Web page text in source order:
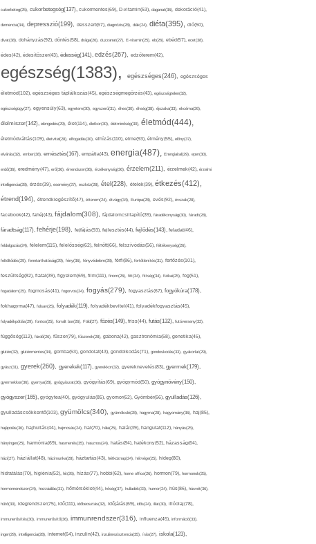
cukorbeteg(25), cukorbetegség(137), cukormentes(69), D-vitamin(53), daganat(36), dekoráció(41),
demencia(34), depresszió(199), desszert(67), diagnózis(28), diák(24), diéta(395), dió(50),
divat(38), dohányzás(92), döntés(58), drága(26), duzzanat(27), E-vitamin(25), eb(26), ebéd(57), ecet(38),
édes(42), édesítőszer(43), édesség(141), edzés(267), edzőterem(42),
egészség(1383), egészséges(246), egészséges
életmód(102), egészséges táplálkozás(45), egészségmegőrzés(43), egészségtelen(32),
egészségügy(27), egyensúly(63), egyetem(30), egyszerű(31), éhes(30), éhség(38), éjszaka(33), ekcéma(26),
élelmiszer(142), elengedés(29), élet(114), életkor(30), életminőség(30), életmód(444),
életmódváltás(109), életvitel(28), elfogadás(30), elhízás(110), elme(93), élmény(55), előny(37),
elvárás(32), ember(38), emésztés(167), empátia(43), energia(487), Energiaital(29), eper(30),
erdő(36), eredmény(47), erő(36), érrendszer(36), érzékenység(36), érzelem(211), érzelmek(42), érzelmi
intelligencia(28), érzés(39), esemény(27), eszköz(28), étel(228), ételek(39), étkezés(412),
étrend(194), étrendkiegészítő(47), étterem(24), étvágy(34), Európa(28), evés(92), évszak(28),
facebook(42), fahéj(43), fájdalom(308), fájdalomcsillapító(39), fáradékonyság(30), fáradt(28),
fáradtság(117), fehérje(198), fejfájás(93), fejlesztés(44), fejlődés(143), feladat(46),
feldolgozás(24), félelem(115), felelősség(62), felnőtt(66), felszívódás(56), féltékenység(26),
feltöltődés(29), fenntarthatóság(29), fény(36), fényvédelem(28), férfi(86), fertőtlenítés(31), fertőzés(101),
feszültség(82), fiatal(39), figyelem(69), film(111), finom(26), fitt(34), fittség(34), fizikai(25), fog(51),
fogadalom(25), fogmosás(41), fogorvos(24), fogyás(279), fogyasztás(67), fogyókúra(178),
fokhagyma(47), folsav(25), folyadék(119), folyadékbevitel(41), folyadékfogyasztás(45),
folyadékpótlás(29), fontos(25), forralt bor(26), Föld(27), főzés(149), friss(44), futás(132), futóverseny(32),
függőség(112), fürdő(26), fűszer(79), fűszerek(28), gabona(42), gasztronómia(58), genetika(45),
glutén(32), gluténmentes(34), gomba(53), gondolat(43), gondolkodás(71), gondoskodás(33), gyakorlat(29),
gyász(31), gyerek(260), gyerekek(117), gyerekkor(32), gyereknevelés(83), gyermek(179),
gyermekkor(36), gyertya(28), gyógyászat(36), gyógyítás(69), gyógymód(50), gyógynövény(150),
gyógyszer(165), gyógytea(40), gyógyulás(85), gyomor(62), Gyömbér(66), gyulladás(126),
gyulladáscsökkentő(103), gyümölcs(340), gyümölcslé(28), hagyma(28), hagyomány(36), haj(85),
hajápolás(36), hajhullás(44), hajmosás(24), hal(70), hála(25), halál(39), hangulat(112), hányás(25),
hányinger(25), harmónia(69), hasmenés(35), hasznos(24), hatás(84), hatékony(52), házasság(64),
házi(27), háziállat(48), házimunka(28), háztartás(43), hétköznap(24), hétvége(25), hideg(80),
hidratálás(70), higiénia(52), hit(26), hízás(77), hobbi(62), home office(26), hormon(79), hormonok(25),
hormonrendszer(24), hozzáállás(31), hőmérséklet(44), hőség(37), hulladék(33), humor(24), hús(86), húsvét(36),
hűtő(30), idegrendszer(75), idő(111), időbeosztás(32), időjárás(69), idős(24), illat(30), illóolaj(78),
immunerősítés(30), immunerősítő(36), immunrendszer(316), influenza(45), információ(33),
inger(29), intelligencia(28), internet(64), inzulin(42), inzulinrezisztencia(35), írás(27), iskola(123),